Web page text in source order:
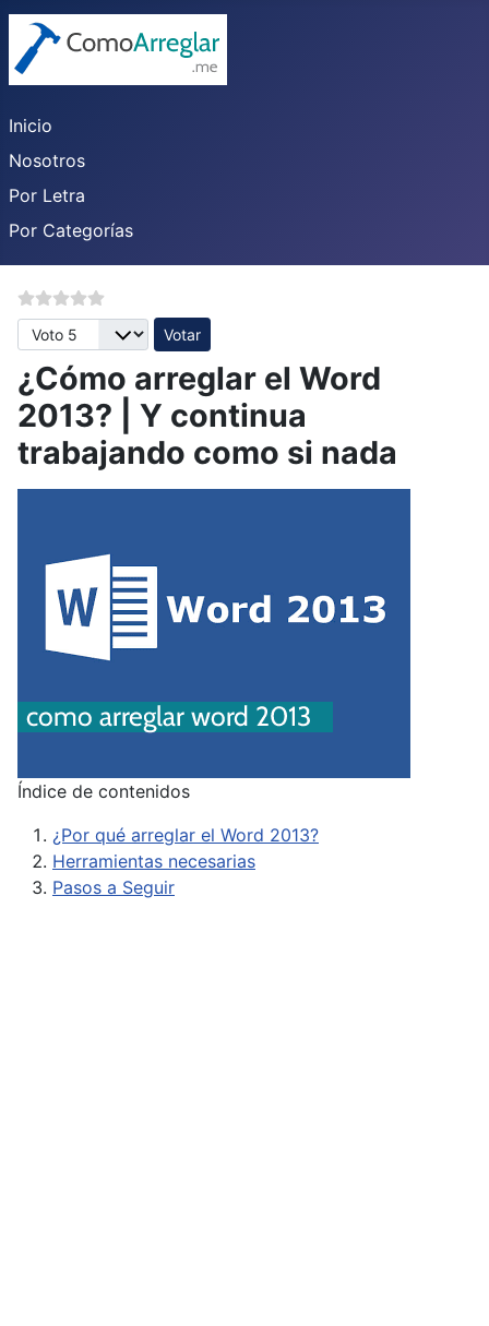
Inicio
Nosotros
Por Letra
Por Categorías
Por favor, vote
¿Cómo arreglar el Word
2013? | Y continua
trabajando como si nada
Índice de contenidos
¿Por qué arreglar el Word 2013?
Herramientas necesarias
Pasos a Seguir